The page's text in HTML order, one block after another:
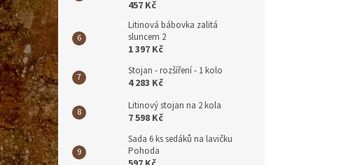
457 Kč
Litinová bábovka zalitá
sluncem 2
1 397 Kč
Stojan - rozšíření - 1 kolo
4 283 Kč
Litinový stojan na 2 kola
7 598 Kč
Sada 6 ks sedáků na lavičku
Pohoda